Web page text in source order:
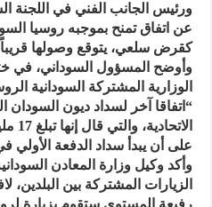
ورئيس الجانب الفني في اللجنة
عن اتفاق تمنح بموجبه روسيا
كقرض سلعي، يتوقع وصولها
وأوضح المسؤول السوداني، في
الوزارية المشتركة السودانية
“اتفاقا آخر لسداد ديون
على أن يبدأ سداد الدفعة الأولي
وأكد وكيل وزارة المعادن
الزيارات المشتركة بين البلدين،
رفيعة المستوى ستقوم بزيارة